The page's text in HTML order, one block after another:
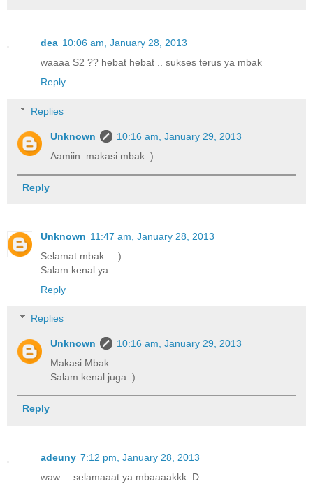
dea 10:06 am, January 28, 2013
waaaa S2 ?? hebat hebat .. sukses terus ya mbak
Reply
Replies
Unknown
10:16 am, January 29, 2013
Aamiin..makasi mbak :)
Reply
Unknown 11:47 am, January 28, 2013
Selamat mbak... :)
Salam kenal ya
Reply
Replies
Unknown
10:16 am, January 29, 2013
Makasi Mbak
Salam kenal juga :)
Reply
adeuny 7:12 pm, January 28, 2013
waw.... selamaaat ya mbaaaakkk :D